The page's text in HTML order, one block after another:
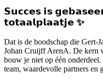
𝗦𝘂𝗰𝗰𝗲𝘀 𝗶𝘀
𝘁𝗼𝘁𝗮𝗮𝗹𝗽𝗹𝗮𝗮𝘁𝗷𝗲 ✨
Dat is de boodschap die Gert-
Johan Cruijff ArenA. De kern
bouw je niet op één
team, waardevolle partners en